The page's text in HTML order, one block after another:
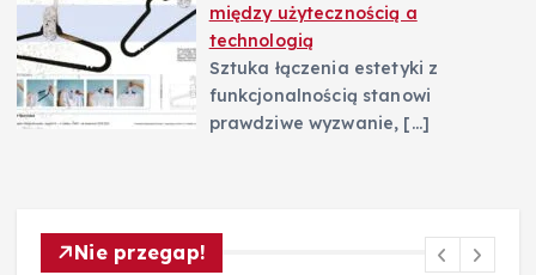
między użytecznością a
technologią
Sztuka łączenia estetyki z
funkcjonalnością stanowi
prawdziwe wyzwanie, […]
Nie przegap!